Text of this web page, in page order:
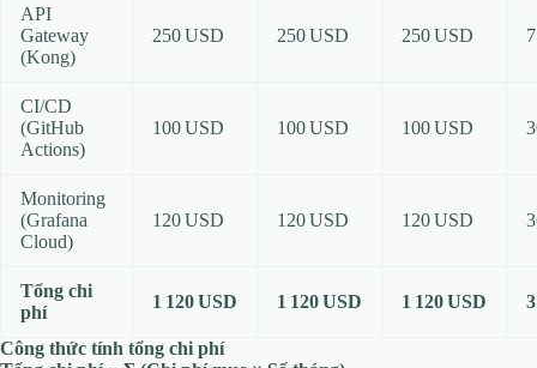
API
Gateway
(Kong)
250 USD 250 USD 250 USD
CI/CD
(GitHub
Actions)
100 USD 100 USD 100 USD
Monitoring
(Grafana
Cloud)
120 USD 120 USD 120 USD
Tổng chi
phí
1 120 USD 1 120 USD 1 120 USD
Công thức tính tổng chi phí